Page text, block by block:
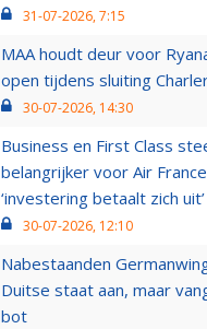
31-07-2026, 7:15
MAA houdt deur voor
open tijdens sluiting
30-07-2026, 14:30
Business en First Class
belangrijker voor Air
‘investering betaalt zich uit’
30-07-2026, 12:10
Nabestaanden
Duitse staat aan, maar
bot